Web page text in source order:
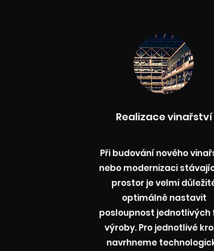
Realizace vinařství
Při budování nového
nebo modernizaci
prostor je velmi
optimálně nastavit
posloupnost jednotlivých
výroby. Pro jednotlivé
navrhneme